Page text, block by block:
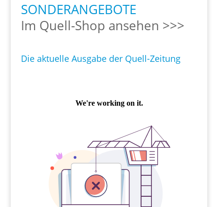
SONDERANGEBOTE
Im Quell-Shop ansehen >>>
Die aktuelle Ausgabe der Quell-Zeitung